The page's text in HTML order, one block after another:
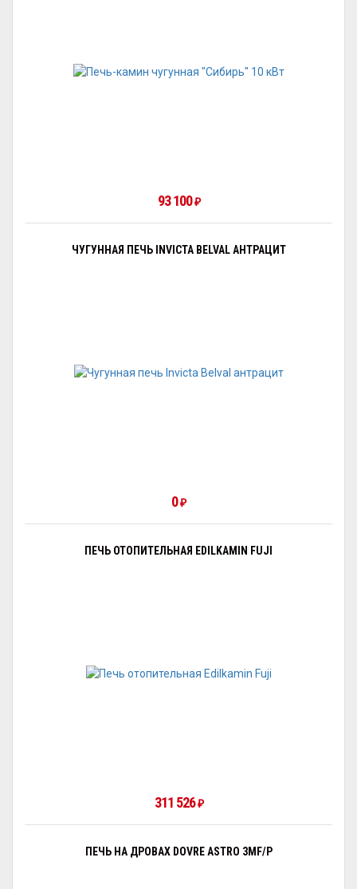
93 100₽
ЧУГУННАЯ ПЕЧЬ INVICTA BELVAL АНТРАЦИТ
0₽
ПЕЧЬ ОТОПИТЕЛЬНАЯ EDILKAMIN FUJI
311 526₽
ПЕЧЬ НА ДРОВАХ DOVRE ASTRO 3MF/P